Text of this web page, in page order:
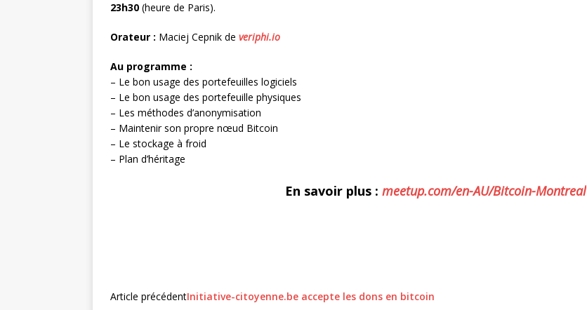
23h30 (heure de Paris).
Orateur : Maciej Cepnik de veriphi.io
Au programme :
– Le bon usage des portefeuilles logiciels
– Le bon usage des portefeuille physiques
– Les méthodes d’anonymisation
– Maintenir son propre nœud Bitcoin
– Le stockage à froid
– Plan d’héritage
En savoir plus : meetup.com/en-AU/Bitcoin-Montreal
Article précédentInitiative-citoyenne.be accepte les dons en bitcoin